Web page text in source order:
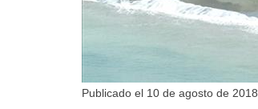
Publicado el 10 de agosto de 2018